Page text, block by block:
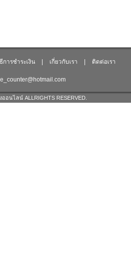
การชำระเงิน | เกี่ยวกับเรา | ติดต่อเรา
ออนไลน์ ALLRIGHTS RESERVED.